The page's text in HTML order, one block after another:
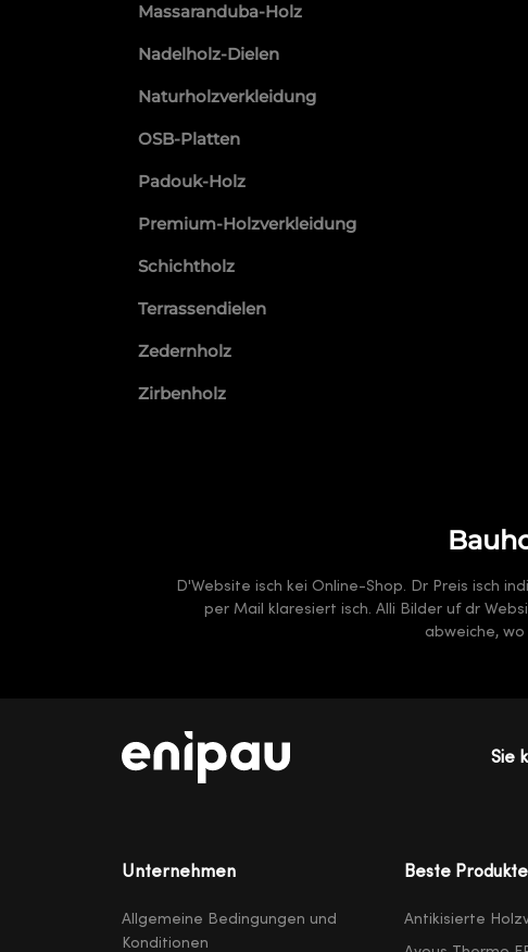
Massaranduba-Holz
Nadelholz-Dielen
Naturholzverkleidung
OSB-Platten
Padouk-Holz
Premium-Holzverkleidung
Schichtholz
Terrassendielen
Zedernholz
Zirbenholz
D'Website isch kei Online-Shop. Dr Preis isch
per Mail klaresiert isch. Alli Bilder uf dr
abweiche,
Sie
Unternehmen
Allgemeine Bedingungen und
Konditionen
Beste Produkte
Antikisierte